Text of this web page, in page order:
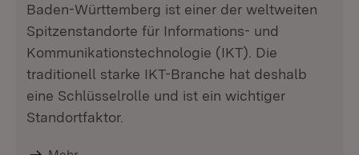
Baden-Württemberg ist einer der weltweiten
Spitzenstandorte für Informations- und
Kommunikationstechnologie (IKT). Die
traditionell starke IKT-Branche hat deshalb
eine Schlüsselrolle und ist ein wichtiger
Standortfaktor.